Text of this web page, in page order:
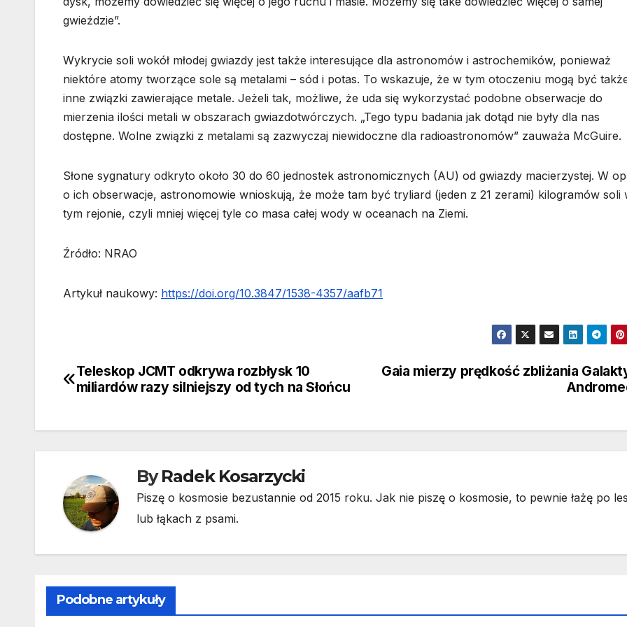
gwieździe”.
Wykrycie soli wokół młodej gwiazdy jest także interesujące dla astronomów i astrochemików, ponieważ
niektóre atomy tworzące sole są metalami – sód i potas. To wskazuje, że w tym otoczeniu mogą być
inne związki zawierające metale. Jeżeli tak, możliwe, że uda się wykorzystać podobne obserwacje do
mierzenia ilości metali w obszarach gwiazdotwórczych. „Tego typu badania jak dotąd nie były dla nas
dostępne. Wolne związki z metalami są zazwyczaj niewidoczne dla radioastronomów” zauważa McGuire.
Słone sygnatury odkryto około 30 do 60 jednostek astronomicznych (AU) od gwiazdy macierzystej. W
o ich obserwacje, astronomowie wnioskują, że może tam być tryliard (jeden z 21 zerami) kilogramów soli
tym rejonie, czyli mniej więcej tyle co masa całej wody w oceanach na Ziemi.
Źródło: NRAO
Artykuł naukowy: https://doi.org/10.3847/1538-4357/aafb71
Nawigacja
Gaia mierzy prędkość zbliżania
Teleskop JCMT odkrywa rozbłysk 10
miliardów razy silniejszy od tych na Słońcu
ByRadek Kosarzycki
Piszę o kosmosie bezustannie od 2015 roku. Jak nie piszę o kosmosie, to pewnie łażę po
lub łąkach z psami.
Podobne artykuły